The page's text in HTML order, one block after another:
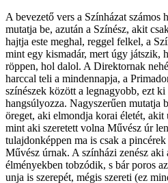
A bevezető vers a Színházat számos
mutatja be, azután a Színész, akit
hajtja este meghal, reggel felkel, a
mint egy kismadár, mert úgy játszik,
röppen, hol dalol. A Direktornak
harccal teli a mindennapja, a
színészek között a legnagyobb, ezt ki
hangsúlyozza. Nagyszerűen mutatja
öreget, aki elmondja korai életét, akit
mint aki szeretett volna Művész úr
tulajdonképpen ma is csak a
Művész úrnak. A színházi zenész aki
élményekben tobzódik, s bár poros
unja is szerepét, mégis szereti (ez